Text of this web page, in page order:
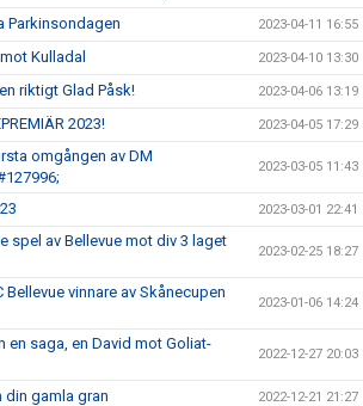
Parkinsondagen 2023-04-11 16:55
Kulladal 2023-04-10 13:30
riktigt Glad Påsk! 2023-04-06 13:19
2023! 2023-04-05 17:29
omgången av DM
2023-03-05 11:43
2023-03-01 22:41
spel av Bellevue mot div 3 laget
2023-02-25 18:27
vinnare av Skånecupen
2023-01-06 14:24
en saga, en David mot Goliat-
2022-12-27 20:03
din gamla gran 2022-12-21 21:27